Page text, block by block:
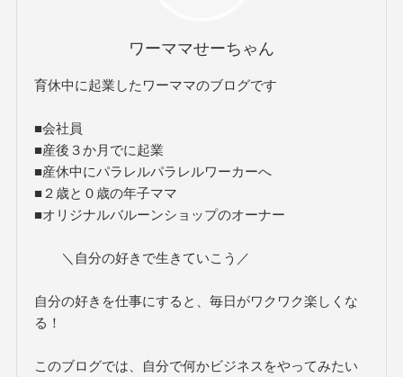
ワーママせーちゃん
育休中に起業したワーママのブログです
■会社員
■産後３か月でに起業
■産休中にパラレルパラレルワーカーへ
■２歳と０歳の年子ママ
■オリジナルバルーンショップのオーナー
＼自分の好きで生きていこう／
自分の好きを仕事にすると、毎日がワクワク楽しくな
る！
このブログでは、自分で何かビジネスをやってみたい